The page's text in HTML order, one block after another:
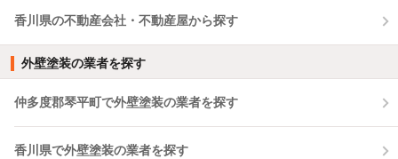
香川県の不動産会社・不動産屋から探す
外壁塗装の業者を探す
仲多度郡琴平町で外壁塗装の業者を探す
香川県で外壁塗装の業者を探す